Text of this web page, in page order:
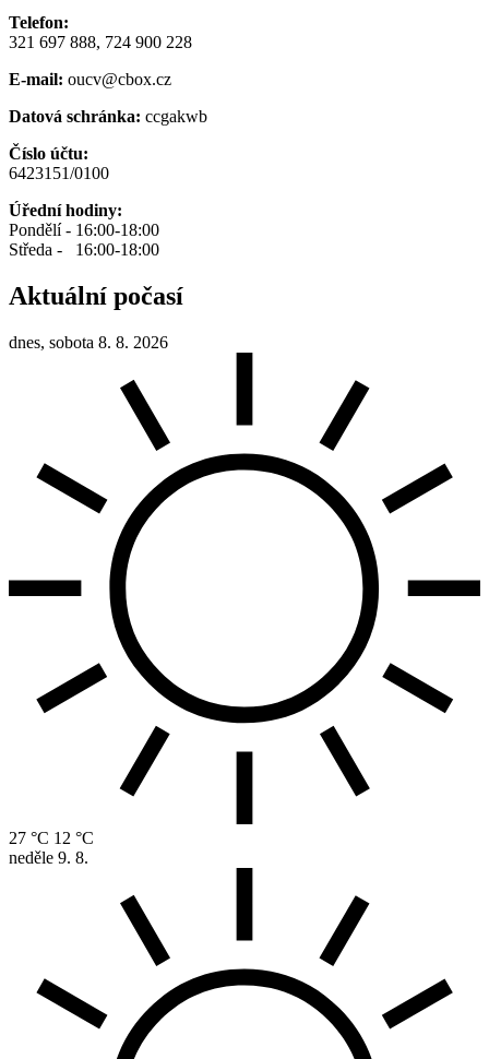
Telefon:
321 697 888, 724 900 228
E-mail: oucv@cbox.cz
Datová schránka: ccgakwb
Číslo účtu:
6423151/0100
Úřední hodiny:
Pondělí - 16:00-18:00
Středa - 16:00-18:00
Aktuální počasí
dnes, sobota 8. 8. 2026
27 °C 12 °C
neděle 9. 8.